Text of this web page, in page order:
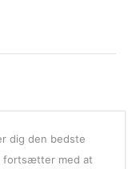
dig den bedste
fortsætter med at